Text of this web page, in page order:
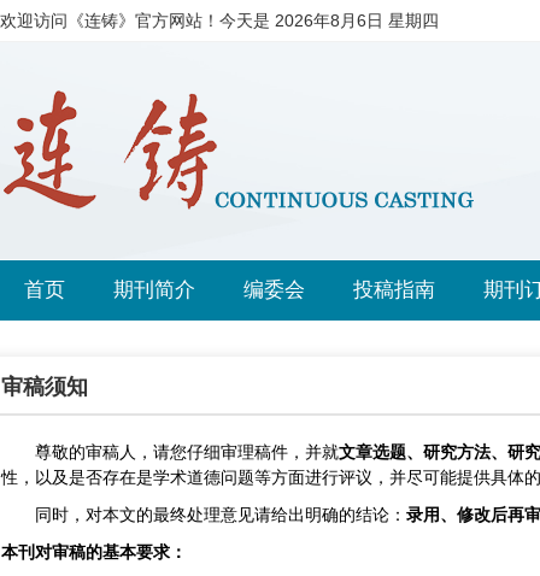
欢迎访问《连铸》官方网站！今天是 2026年8月6日 星期四
首页 期刊简介 编委会 投稿指南 期刊
审稿须知
尊敬的审稿人，请您仔细审理稿件，并就文章选题、研究方法、研
性，以及是否存在是学术道德问题等方面进行评议，并尽可能提供具体
同时，对本文的最终处理意见请给出明确的结论： 录用、修改后再
本刊对审稿的基本要求：